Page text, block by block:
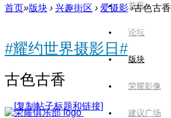
首页
论坛
版块
荣耀影像
建议广场
首页»版块 › 兴趣街区 › 爱摄影 ›古色古香
#耀约世界摄影日#
古色古香
[复制帖子标题和链接]